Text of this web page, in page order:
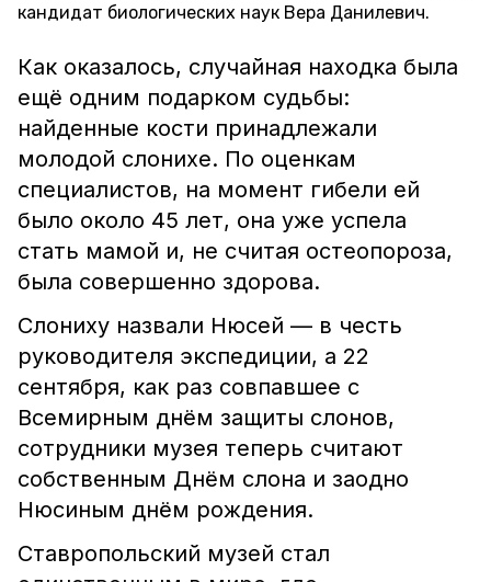
кандидат биологических наук Вера Данилевич.
Как оказалось, случайная находка была
ещё одним подарком судьбы:
найденные кости принадлежали
молодой слонихе. По оценкам
специалистов, на момент гибели ей
было около 45 лет, она уже успела
стать мамой и, не считая остеопороза,
была совершенно здорова.
Слониху назвали Нюсей — в честь
руководителя экспедиции, а 22
сентября, как раз совпавшее с
Всемирным днём защиты слонов,
сотрудники музея теперь считают
собственным Днём слона и заодно
Нюсиным днём рождения.
Ставропольский музей стал